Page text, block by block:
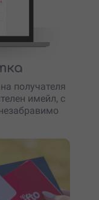
получателя
имейл, с